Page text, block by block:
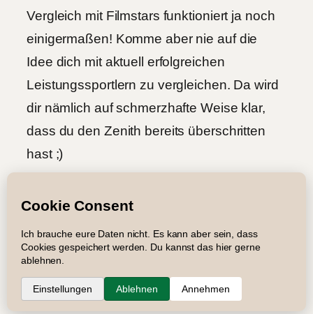
Vergleich mit Filmstars funktioniert ja noch
einigermaßen! Komme aber nie auf die
Idee dich mit aktuell erfolgreichen
Leistungssportlern zu vergleichen. Da wird
dir nämlich auf schmerzhafte Weise klar,
dass du den Zenith bereits überschritten
hast ;)
ImpressumDatenschutz NewsletterSucheRSS